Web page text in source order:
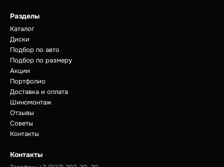
Разделы
Каталог
Диски
Подбор по авто
Подбор по размеру
Акции
Портфолио
Доставка и оплата
Шиномонтаж
Отзывы
Советы
Контакты
Контакты